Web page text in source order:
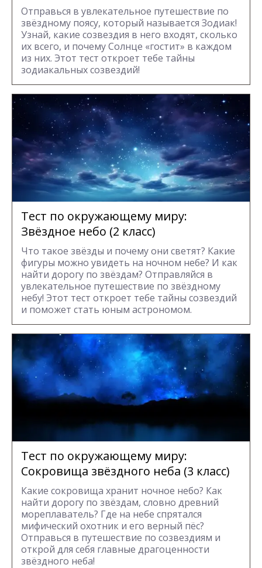
Отправься в увлекательное путешествие по
звёздному поясу, который называется Зодиак!
Узнай, какие созвездия в него входят, сколько
их всего, и почему Солнце «гостит» в каждом
из них. Этот тест откроет тебе тайны
зодиакальных созвездий!
Тест по окружающему миру:
Звёздное небо (2 класс)
Что такое звёзды и почему они светят? Какие
фигуры можно увидеть на ночном небе? И как
найти дорогу по звёздам? Отправляйся в
увлекательное путешествие по звёздному
небу! Этот тест откроет тебе тайны созвездий
и поможет стать юным астрономом.
Тест по окружающему миру:
Сокровища звёздного неба (3 класс)
Какие сокровища хранит ночное небо? Как
найти дорогу по звёздам, словно древний
мореплаватель? Где на небе спрятался
мифический охотник и его верный пёс?
Отправься в путешествие по созвездиям и
открой для себя главные драгоценности
звёздного неба!